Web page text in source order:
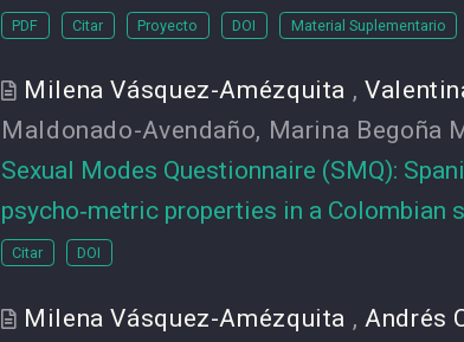
PDF Citar Proyecto DOI Material Suplementario
Milena Vásquez-Amézquita ,
Maldonado-Avendaño, Marina Begoña
Sexual Modes Questionnaire (SMQ):
psycho‑metric properties in a Colombian
Citar DOI
Milena Vásquez-Amézquita , Andrés